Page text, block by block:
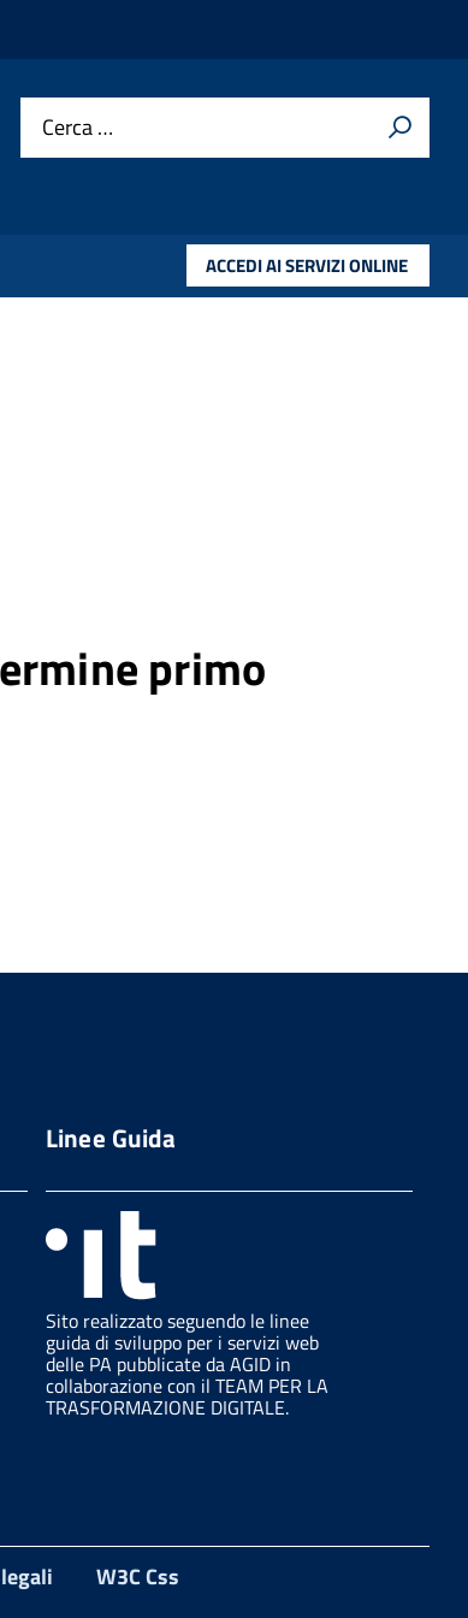
Cerca …
ACCEDI AI SERVIZI ONLINE
primo
Linee Guida
Sito realizzato seguendo le linee
guida di sviluppo per i servizi web
delle PA pubblicate da AGID in
collaborazione con il TEAM PER LA
TRASFORMAZIONE DIGITALE.
W3C Css